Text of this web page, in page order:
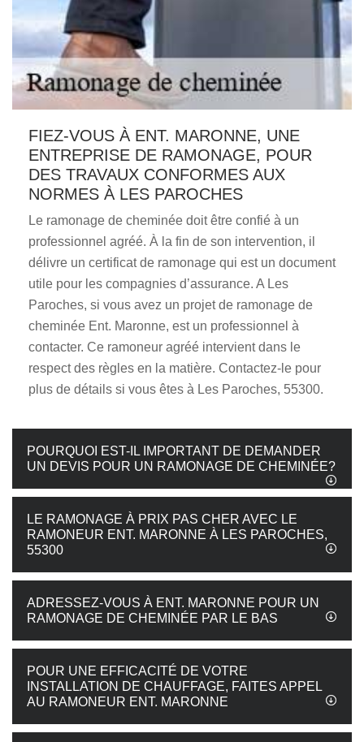
FIEZ-VOUS À ENT. MARONNE, UNE
ENTREPRISE DE RAMONAGE, POUR
DES TRAVAUX CONFORMES AUX
NORMES À LES PAROCHES
Le ramonage de cheminée doit être confié à un
professionnel agréé. À la fin de son intervention, il
délivre un certificat de ramonage qui est un document
utile pour les compagnies d’assurance. A Les
Paroches, si vous avez un projet de ramonage de
cheminée Ent. Maronne, est un professionnel à
contacter. Ce ramoneur agréé intervient dans le
respect des règles en la matière. Contactez-le pour
plus de détails si vous êtes à Les Paroches, 55300.
POURQUOI EST-IL IMPORTANT DE DEMANDER
UN DEVIS POUR UN RAMONAGE DE CHEMINÉE?
LE RAMONAGE À PRIX PAS CHER AVEC LE
RAMONEUR ENT. MARONNE À LES PAROCHES,
55300
ADRESSEZ-VOUS À ENT. MARONNE POUR UN
RAMONAGE DE CHEMINÉE PAR LE BAS
POUR UNE EFFICACITÉ DE VOTRE
INSTALLATION DE CHAUFFAGE, FAITES APPEL
AU RAMONEUR ENT. MARONNE